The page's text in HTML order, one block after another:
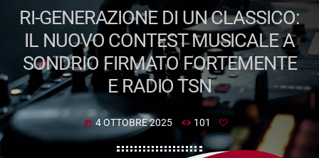
RI-GENERAZIONE DI UN CLASSICO:
IL NUOVO CONTEST MUSICALE A
SONDRIO FIRMATO FORTEMENTE
E RADIO TSN
today 4 OTTOBRE 2025 101